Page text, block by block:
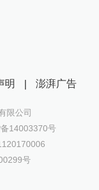
明 | 澎湃广告
限公司
14003370号
号